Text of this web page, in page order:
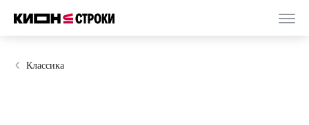
Классика